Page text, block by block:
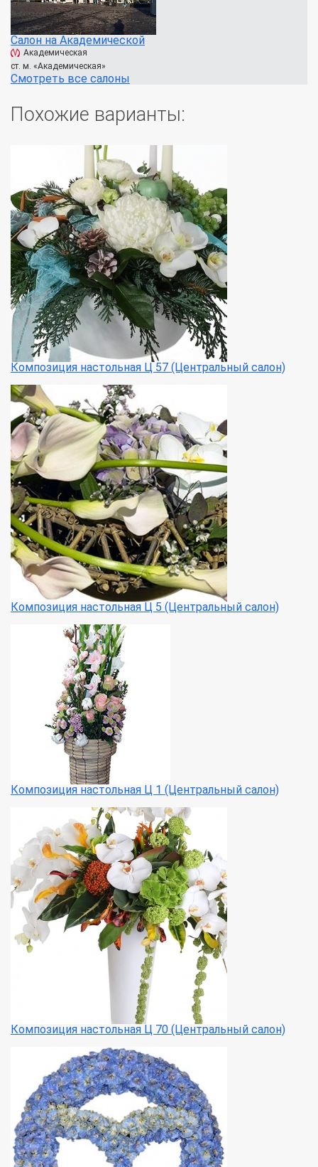
Салон на Академической
Академическая
ст. м. «Академическая»
Смотреть все салоны
Похожие варианты:
Композиция настольная Ц 57 (Центральный салон)
Композиция настольная Ц 5 (Центральный салон)
Композиция настольная Ц 1 (Центральный салон)
Композиция настольная Ц 70 (Центральный салон)